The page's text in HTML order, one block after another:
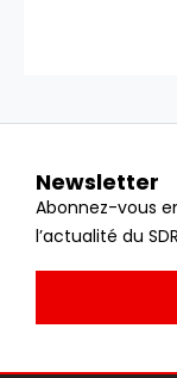
Newsletter
Abonnez-vous
l’actualité du